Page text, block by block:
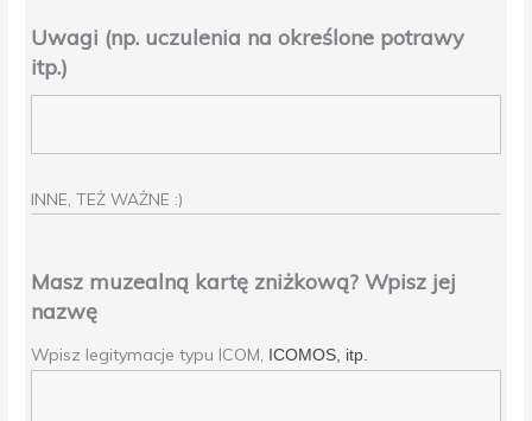
Uwagi (np. uczulenia na określone potrawy
itp.)
INNE, TEŻ WAŻNE :)
Masz muzealną kartę zniżkową? Wpisz jej
nazwę
Wpisz legitymacje typu ICOM, ICOMOS, itp.